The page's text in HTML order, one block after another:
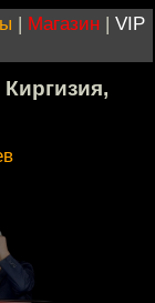
| Магазин | VIP